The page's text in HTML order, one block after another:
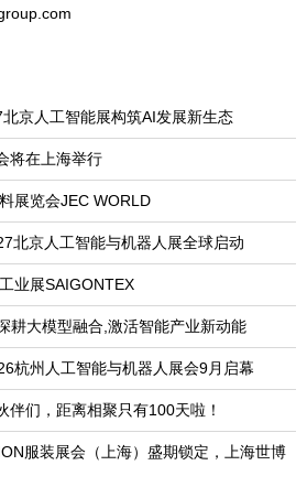
京人工智能展构筑AI发展新生态
将在上海举行
展览会JEC WORLD
北京人工智能与机器人展全球启动
业展SAIGONTEX
耕大模型融合,激活智能产业新动能
杭州人工智能与机器人展会9月启幕
伴们，距离相聚只有100天啦！
服装展会（上海）盛期锁定，上海世博